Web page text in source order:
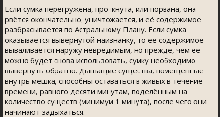
Если сумка перегружена, проткнута, или порвана, она
рвётся окончательно, уничтожается, и её содержимое
разбрасывается по Астральному Плану. Если сумка
оказывается вывернутой наизнанку, то её содержимое
вываливается наружу невредимым, но прежде, чем её
можно будет снова использовать, сумку необходимо
вывернуть обратно. Дышащие существа, помещенные
внутрь мешка, способны оставаться в живых в течение
времени, равного десяти минутам, поделённым на
количество существ (минимум 1 минута), после чего они
начинают задыхаться.